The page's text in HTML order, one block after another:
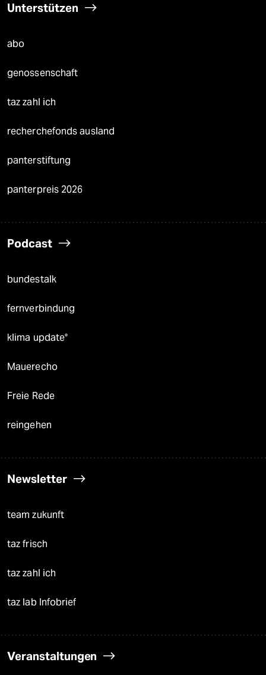
Unterstützen
abo
genossenschaft
taz zahl ich
recherchefonds ausland
panterstiftung
panterpreis 2026
Podcast
bundestalk
fernverbindung
klima update°
Mauerecho
Freie Rede
reingehen
Newsletter
team zukunft
taz frisch
taz zahl ich
taz lab Infobrief
Veranstaltungen